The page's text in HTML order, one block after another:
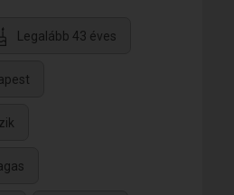
Legalább 43 éves